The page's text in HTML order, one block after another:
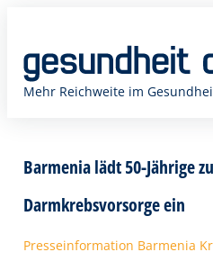
springen
Mehr Reichweite im
Barmenia lädt 50-Jährige
Darmkrebsvorsorge ein
Presseinformation Barmenia